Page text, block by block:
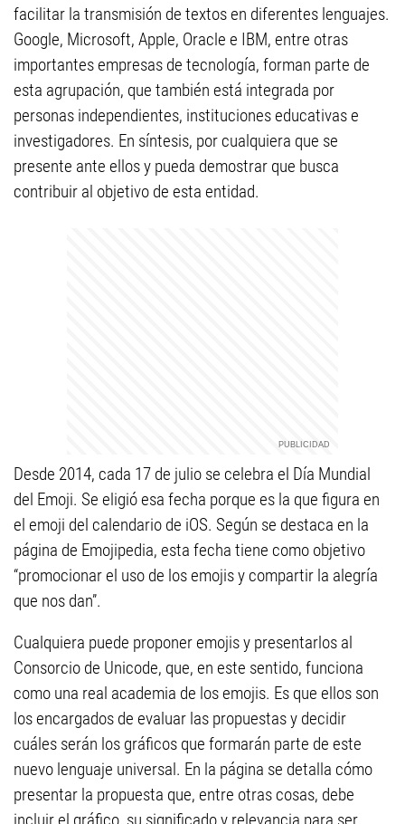
facilitar la transmisión de textos en diferentes lenguajes.
Google, Microsoft, Apple, Oracle e IBM, entre otras
importantes empresas de tecnología, forman parte de
esta agrupación, que también está integrada por
personas independientes, instituciones educativas e
investigadores. En síntesis, por cualquiera que se
presente ante ellos y pueda demostrar que busca
contribuir al objetivo de esta entidad.
Desde 2014, cada 17 de julio se celebra el Día Mundial
del Emoji. Se eligió esa fecha porque es la que figura en
el emoji del calendario de iOS. Según se destaca en la
página de Emojipedia, esta fecha tiene como objetivo
“promocionar el uso de los emojis y compartir la alegría
que nos dan”.
Cualquiera puede proponer emojis y presentarlos al
Consorcio de Unicode, que, en este sentido, funciona
como una real academia de los emojis. Es que ellos son
los encargados de evaluar las propuestas y decidir
cuáles serán los gráficos que formarán parte de este
nuevo lenguaje universal. En la página se detalla cómo
presentar la propuesta que, entre otras cosas, debe